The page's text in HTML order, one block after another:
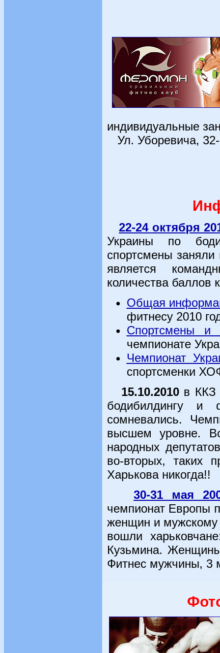
индивидуальные
Ул. Уборевича,
22-24 октября
Украины по
спортсмены
является
количества баллов
Общая
фитнесу 2010
Спортсмены
чемпионате
Чемпионат
спортсменки
15.10.2010в ККЗ
бодибилдингу и
сомневались.
высшем уровне.
народных
во-вторых, таких
Харькова никогда!!
30-31 мая
чемпионат Европы
женщин и мужскому
вошли
Кузьмина.
Фитнес мужчины, 3